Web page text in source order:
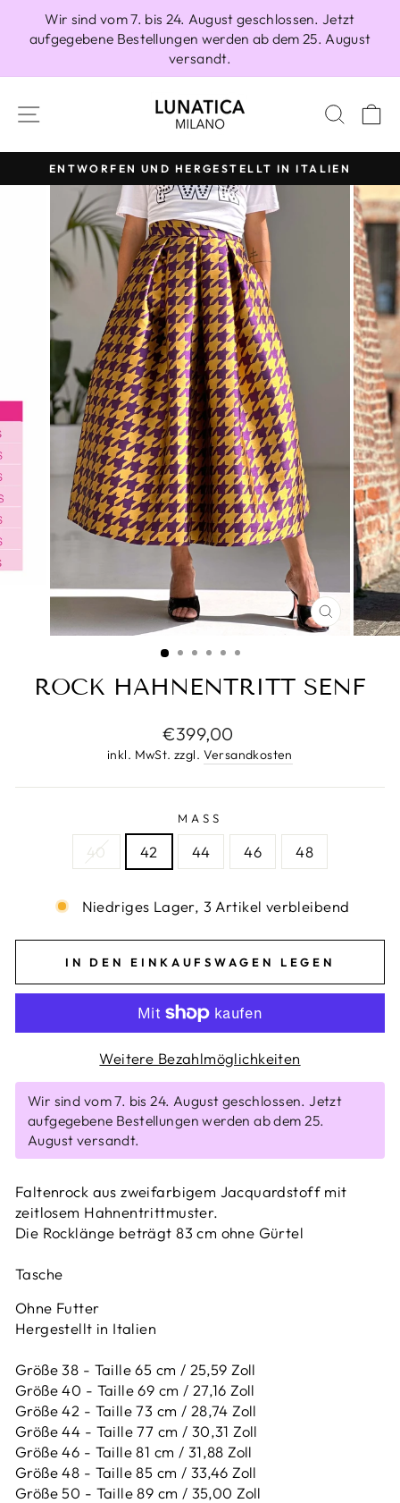
Inhalt
Wir sind vom 7. bis 24. August geschlossen. Jetzt
aufgegebene Bestellungen werden ab dem 25. August
versandt.
SEITENNAVIGATION
Pause
Diashow
ENTWORFEN UND HERGESTELLT IN ITALIEN
ESC)
ROCK HAHNENTRITT SENF
Normaler
Preis
€399,00
inkl. MwSt. zzgl. Versandkosten
MASS
40 42 44 46 48
Niedriges Lager, 3 Artikel verbleibend
IN DEN EINKAUFSWAGEN LEGEN
Weitere Bezahlmöglichkeiten
Wir sind vom 7. bis 24. August geschlossen. Jetzt
aufgegebene Bestellungen werden ab dem 25.
August versandt.
Faltenrock aus zweifarbigem Jacquardstoff mit
zeitlosem Hahnentrittmuster.
Die Rocklänge beträgt 83 cm ohne Gürtel
Tasche
Ohne Futter
Hergestellt in Italien
Größe 38 - Taille 65 cm / 25,59 Zoll
Größe 40 - Taille 69 cm / 27,16 Zoll
Größe 42 - Taille 73 cm / 28,74 Zoll
Größe 44 - Taille 77 cm / 30,31 Zoll
Größe 46 - Taille 81 cm / 31,88 Zoll
Größe 48 - Taille 85 cm / 33,46 Zoll
Größe 50 - Taille 89 cm / 35,00 Zoll